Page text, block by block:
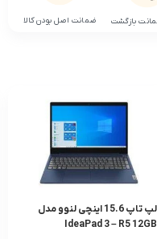
ضمانت اصل بودن کالا
لپ تاپ 15.6 اینچی لنوو مدل
IdeaPad 3 – R5 12GB